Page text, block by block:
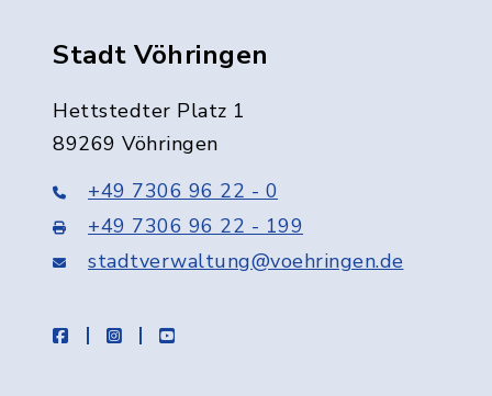
Stadt Vöhringen
Hettstedter Platz 1
89269 Vöhringen
+49 7306 96 22 - 0
+49 7306 96 22 - 199
stadtverwaltung@voehringen.de
facebookinstagramyoutube